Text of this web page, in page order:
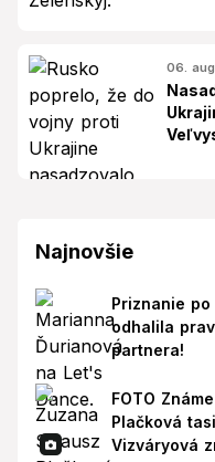
06.
Najnovšie
Priznanie
odhalila
partnera!
FOTO
Plačková
Vizváryová